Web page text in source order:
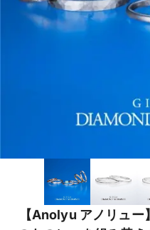
【Anolyu アノリュ